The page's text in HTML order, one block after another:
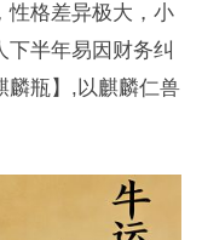
性格差异极大，小
下半年易因财务纠
麟瓶】,以麒麟仁兽